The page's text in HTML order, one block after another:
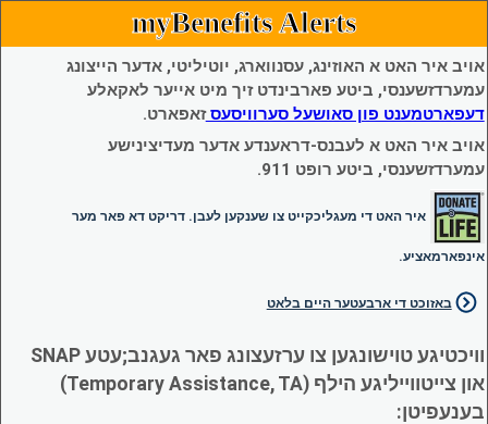
myBenefits Alerts
אויב איר האט א האוזינג, עסנווארג, יוטיליטי, אדער הייצונג
עמערדזשענסי, ביטע פארבינדט זיך מיט אייער לאקאלע
דעפארטמענט פון סאושעל סערוויסעסזאפארט.
אויב איר האט א לעבנס-דראענדע אדער מעדיצינישע
עמערדזשענסי, ביטע רופט 911.
איר האט די מעגליכקייט צו שענקען לעבן. דריקט דא פאר מער
אינפארמאציע.
באזוכט די ארבעטער היים בלאט
וויכטיגע טוישונגען צו ערזעצונג פאר געגנב;עטע SNAP
און צייטווייליגע הילף (Temporary Assistance, TA)
בענעפיטן: